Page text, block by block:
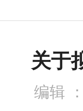
下载专区 地科
关于
编辑